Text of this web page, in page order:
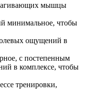
мышцы
минимальное, чтобы
ощущений в
с постепенным
в комплексе, чтобы
тренировки,